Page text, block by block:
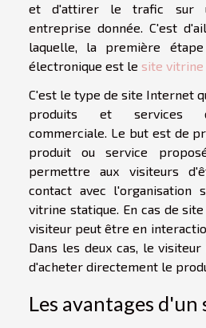
et d'attirer le trafic sur
entreprise donnée. C'est
laquelle, la première
électronique est le site
C'est le type de site Internet
produits et services
commerciale. Le but est de
produit ou service
permettre aux visiteurs
contact avec l'organisation
vitrine statique. En cas de
visiteur peut être en
Dans les deux cas, le
d'acheter directement le
Les avantages